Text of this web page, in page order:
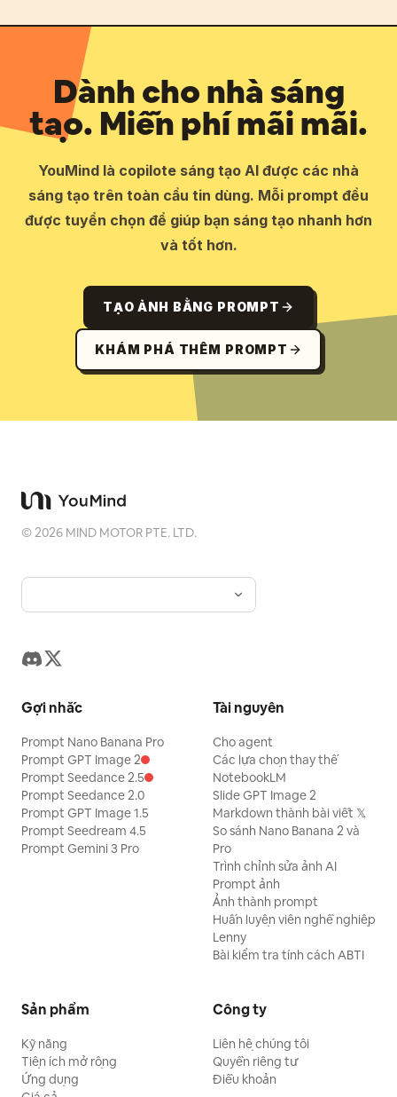
Dành cho nhà sáng
tạo. Miễn phí mãi mãi.
YouMind là copilote sáng tạo AI được các nhà
sáng tạo trên toàn cầu tin dùng. Mỗi prompt đều
được tuyển chọn để giúp bạn sáng tạo nhanh hơn
và tốt hơn.
TẠO ẢNH BẰNG PROMPT
KHÁM PHÁ THÊM PROMPT
©2026 MIND MOTOR PTE. LTD.
Gợi nhắc
Prompt Nano Banana Pro
Prompt GPT Image 2
Prompt Seedance 2.5
Prompt Seedance 2.0
Prompt GPT Image 1.5
Prompt Seedream 4.5
Prompt Gemini 3 Pro
Tài nguyên
Cho agent
Các lựa chọn thay thế
NotebookLM
Slide GPT Image 2
Markdown thành bài viết 𝕏
So sánh Nano Banana 2 và
Pro
Trình chỉnh sửa ảnh AI
Prompt ảnh
Ảnh thành prompt
Huấn luyện viên nghề nghiệp
Lenny
Bài kiểm tra tính cách ABTI
Sản phẩm
Kỹ năng
Tiện ích mở rộng
Ứng dụng
Công ty
Liên hệ chúng tôi
Quyền riêng tư
Điều khoản